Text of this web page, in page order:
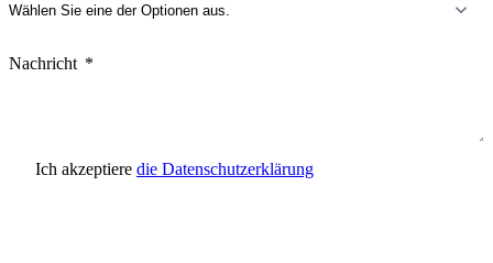
Nachricht
Ich akzeptiere die Datenschutzerklärung